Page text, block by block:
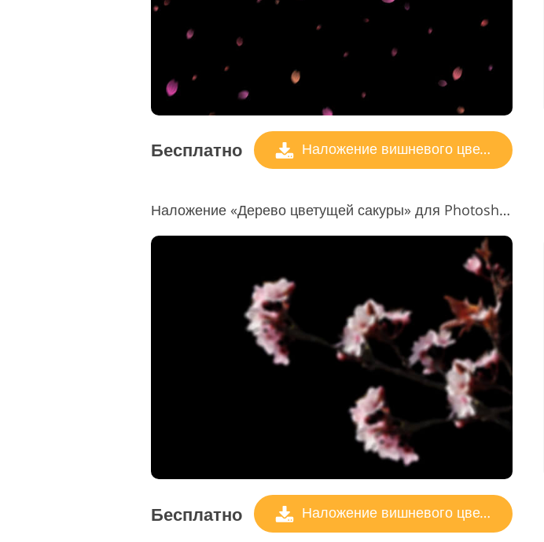
Бесплатно Наложение вишневого цвета
Наложение «Дерево цветущей сакуры» для Photoshop #11 "Silent Prayer"
Бесплатно Наложение вишневого цвета